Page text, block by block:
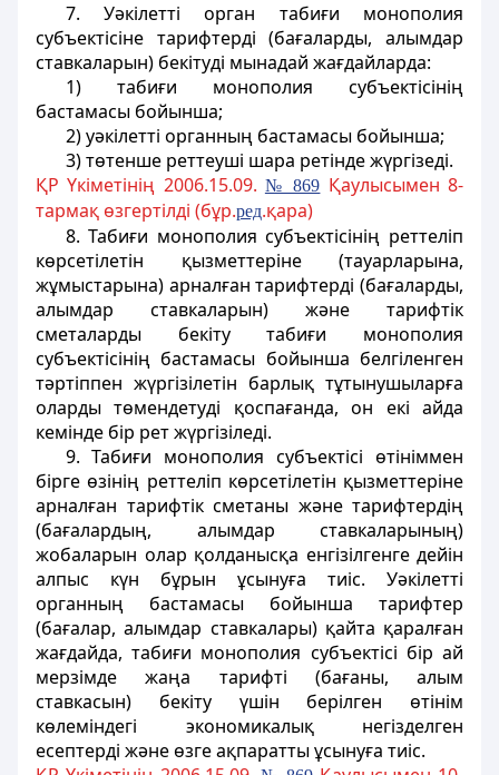
7. Уәкiлетті орган табиғи монополия
субъектiсiне тарифтердi (бағаларды, алымдар
ставкаларын) бекітуді мынадай жағдайларда:
1) табиғи монополия субъектiсiнің
бастамасы бойынша;
2) уәкiлетті органның бастамасы бойынша;
3) төтенше реттеушi шара ретiнде жүргiзедi.
ҚР Үкіметінің 2006.15.09. № 869 Қаулысымен 8-
тармақ өзгертілді (бұр.ред.қара)
8. Табиғи монополия субъектісінің реттелiп
көрсетілетін қызметтерiне (тауарларына,
жұмыстарына) арналған тарифтердi (бағаларды,
алымдар ставкаларын) және тарифтік
сметаларды
бекітутабиғи монополия
субъектiсінің бастамасы бойынша белгiленген
тәртiппен жүргiзiлетiн барлық тұтынушыларға
оларды төмендетудi қоспағанда,он екі айда
кемiнде бір рет жүргiзiледi.
9. Табиғи монополия субъектiсi өтініммен
бірге өзiнiң реттелiп көрсетілетін қызметтерiне
арналған тарифтік сметаны және тарифтердiң
(бағалардың, алымдар ставкаларының)
жобаларын олар қолданысқа енгiзiлгенге дейiн
алпыс күн бұрын ұсынуға тиiс. Уәкiлетті
органның бастамасы бойынша тарифтер
(бағалар, алымдар ставкалары) қайта қаралған
жағдайда, табиғи монополия субъектісi бір ай
мерзiмде жаңа тарифтi (бағаны, алым
ставкасын) бекіту үшiн берiлген өтінім
көлеміндегі экономикалық негiзделген
есептердi және өзге ақпаратты ұсынуға тиiс.